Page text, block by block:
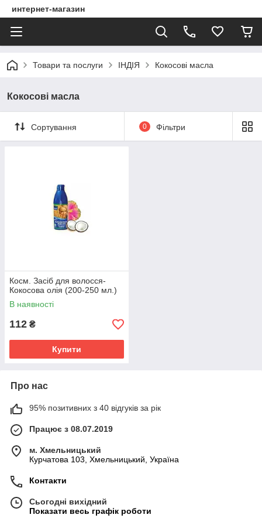
интернет-магазин
Товари та послуги ІНДІЯ Кокосові масла
Кокосові масла
Сортування 0 Фільтри
Косм. Засіб для волосся-
Кокосова олія (200-250 мл.)
В наявності
112 ₴
Купити
Про нас
95% позитивних з 40 відгуків за рік
Працює з 08.07.2019
м. Хмельницький
Курчатова 103, Хмельницький, Україна
Контакти
Сьогодні вихідний
Показати весь графік роботи